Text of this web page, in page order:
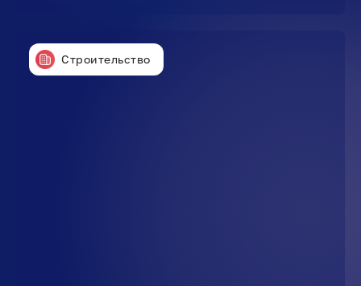
Строительство